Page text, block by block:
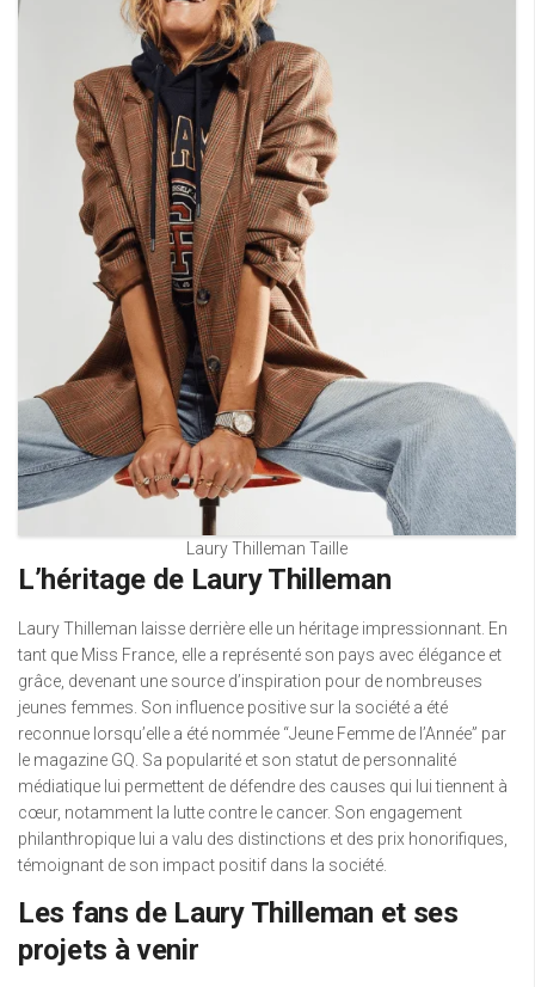
Laury Thilleman Taille
L’héritage de Laury Thilleman
Laury Thilleman laisse derrière elle un héritage impressionnant. En
tant que Miss France, elle a représenté son pays avec élégance et
grâce, devenant une source d’inspiration pour de nombreuses
jeunes femmes. Son influence positive sur la société a été
reconnue lorsqu’elle a été nommée “Jeune Femme de l’Année” par
le magazine GQ. Sa popularité et son statut de personnalité
médiatique lui permettent de défendre des causes qui lui tiennent à
cœur, notamment la lutte contre le cancer. Son engagement
philanthropique lui a valu des distinctions et des prix honorifiques,
témoignant de son impact positif dans la société.
Les fans de Laury Thilleman et ses
projets à venir